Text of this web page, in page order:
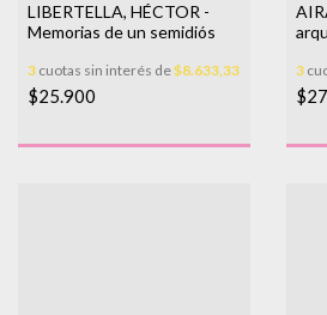
LIBERTELLA, HÉCTOR -
Memorias de un semidiós
3 cuotas sin interés de$8.633,33
$25.900
3